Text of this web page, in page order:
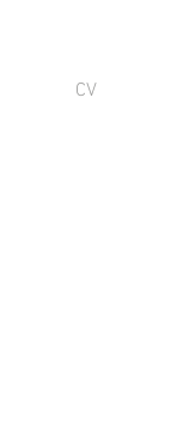
CV